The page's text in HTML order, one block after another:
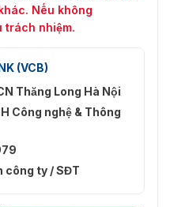
Nếu không
trách nhiệm.
(VCB)
Thăng Long Hà Nội
Công nghệ & Thông
công ty / SĐT